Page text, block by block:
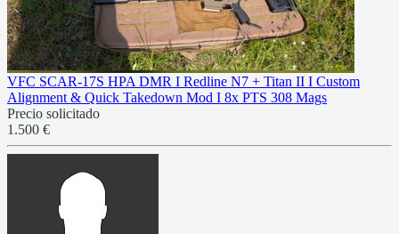
VFC SCAR-17S HPA DMR I Redline N7 + Titan II I Custom
Alignment & Quick Takedown Mod I 8x PTS 308 Mags
Precio solicitado
1.500 €